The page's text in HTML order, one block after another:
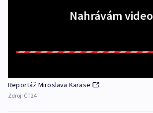
Nahrávám video
Reportáž Miroslava Karase
Zdroj: ČT24